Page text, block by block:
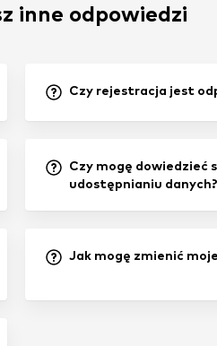
inne odpowiedzi
Czy rejestracja jest
Czy mogę dowiedzieć
udostępnianiu danych?
Jak mogę zmienić